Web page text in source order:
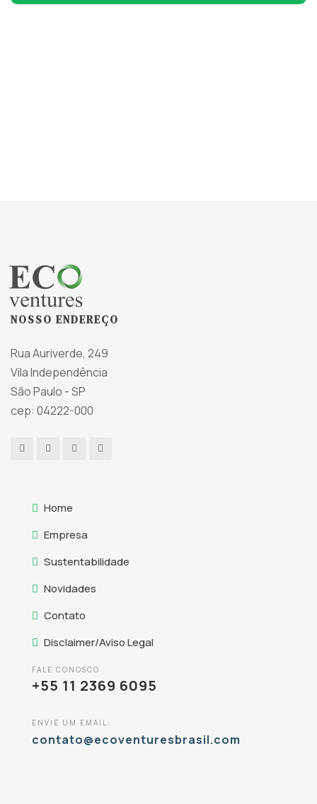
NOSSO ENDEREÇO
Rua Auriverde, 249
Vila Independência
São Paulo - SP
cep: 04222-000
Home
Empresa
Sustentabilidade
Novidades
Contato
Disclaimer/Aviso Legal
FALE CONOSCO
+55 11 2369 6095
ENVIE UM EMAIL:
contato@ecoventuresbrasil.com